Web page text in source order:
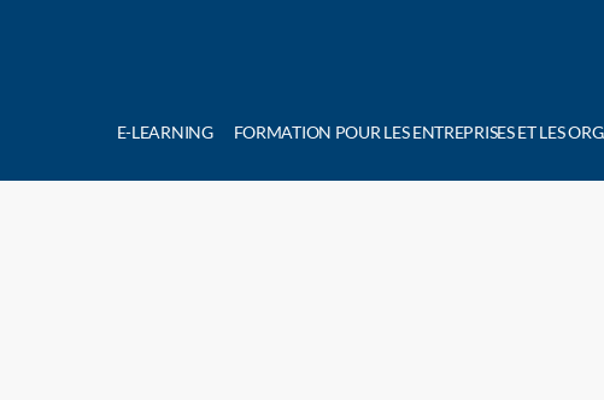
E-LEARNING FORMATION POUR LES ENTREPRISES ET LES